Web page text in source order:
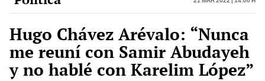
Hugo Chávez Arévalo: “Nunca
me reuní con Samir Abudayeh
y no hablé con Karelim López”